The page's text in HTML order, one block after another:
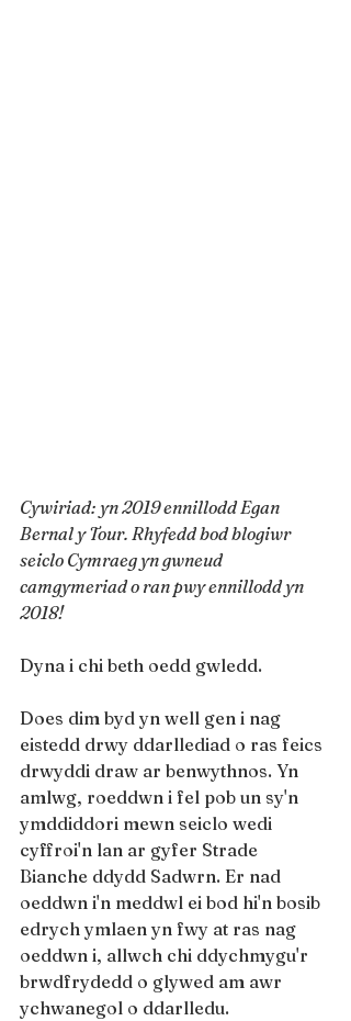
Cywiriad: yn 2019 ennillodd Egan
Bernal y Tour. Rhyfedd bod blogiwr
seiclo Cymraeg yn gwneud
camgymeriad o ran pwy ennillodd yn
2018!
Dyna i chi beth oedd gwledd.
Does dim byd yn well gen i nag
eistedd drwy ddarllediad o ras feics
drwyddi draw ar benwythnos. Yn
amlwg, roeddwn i fel pob un sy'n
ymddiddori mewn seiclo wedi
cyffroi'n lan ar gyfer Strade
Bianche ddydd Sadwrn. Er nad
oeddwn i'n meddwl ei bod hi'n bosib
edrych ymlaen yn fwy at ras nag
oeddwn i, allwch chi ddychmygu'r
brwdfrydedd o glywed am awr
ychwanegol o ddarlledu.